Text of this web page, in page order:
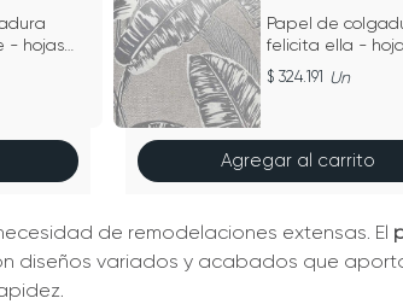
- hojas
Papel de
felicita ella -
324.191 Un
Agregar al carrito
de remodelaciones extensas. El
variados y acabados que